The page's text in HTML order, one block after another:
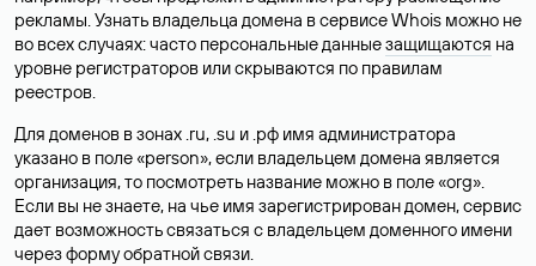
рекламы. Узнать владельца домена в сервисе Whois можно не
во всех случаях: часто персональные данныезащищаются на
уровне регистраторов или скрываются по правилам
реестров.
Для доменов в зонах .ru, .su и .рф имя администратора
указано в поле «person», если владельцем домена является
организация, то посмотреть название можно в поле «org».
Если вы не знаете, на чье имя зарегистрирован домен, сервис
дает возможность связаться с владельцем доменного имени
через форму обратной связи.